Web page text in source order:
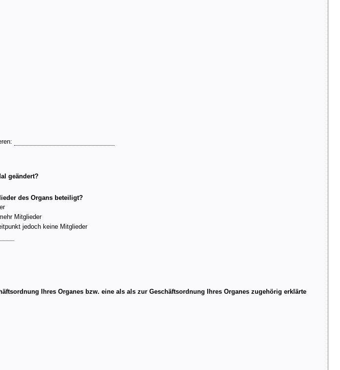
geändert?
des Organs beteiligt?
Mitglieder
jedoch keine Mitglieder
Ihres Organes bzw. eine als als zur Geschäftsordnung Ihres Organes zugehörig erklärte